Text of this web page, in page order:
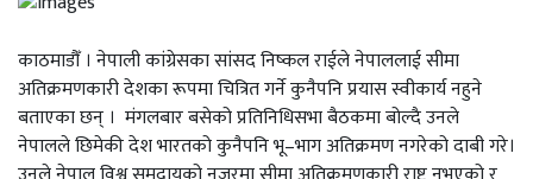
काठमाडौँ । नेपाली कांग्रेसका सांसद निष्कल राईले नेपाललाई सीमा
अतिक्रमणकारी देशका रूपमा चित्रित गर्ने कुनैपनि प्रयास स्वीकार्य नहुने
बताएका छन् । मंगलबार बसेको प्रतिनिधिसभा बैठकमा बोल्दै उनले
नेपालले छिमेकी देश भारतको कुनैपनि भू–भाग अतिक्रमण नगरेको दाबी गरे।